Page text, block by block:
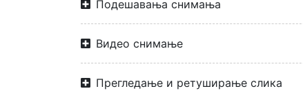
Подешавања снимања
Видео снимање
Прегледање и ретуширање слика